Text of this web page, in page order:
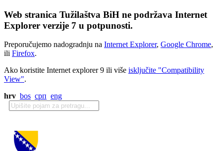
Web stranica Tužilaštva BiH ne podržava Internet
Explorer verzije 7 u potpunosti.
Preporučujemo nadogradnju na Internet Explorer, Google Chrome,
ili Firefox.
Ako koristite Internet explorer 9 ili više isključite "Compatibility
View".
hrv bos срп eng